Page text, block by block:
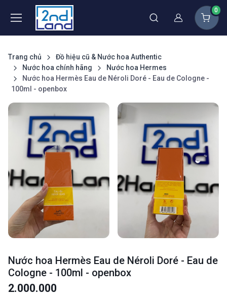
Thành viên
0
Trang chủ
Đồ hiệu cũ & Nước hoa Authentic
Nước hoa chính hãng
Nước hoa Hermes
Nước hoa Hermès Eau de Néroli Doré - Eau de Cologne -
100ml - openbox
Nước hoa Hermès Eau de Néroli Doré - Eau de
Cologne - 100ml - openbox
2.000.000